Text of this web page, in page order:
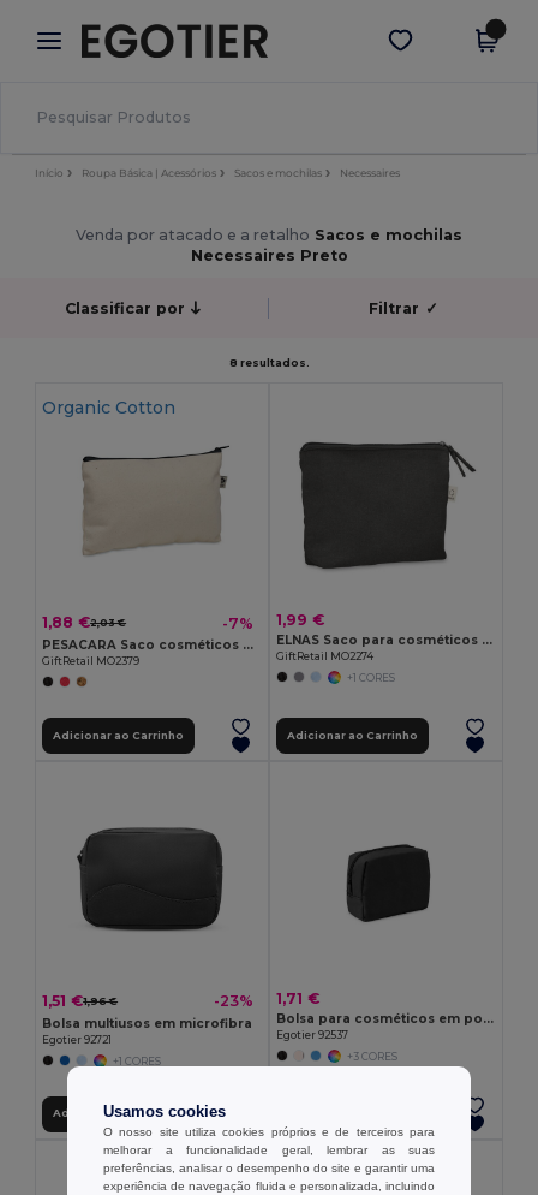
× App Egotier
Melhores preços na app!
Obter app
Início Roupa Básica | Acessórios Sacos e mochilas Necessaires
Venda por atacado e a retalho Sacos e mochilas
Necessaires Preto
Classificar por Filtrar ✓
8 resultados.
Organic Cotton
1,88 €2,03 € -7%
PESACARA Saco cosméticos algodão 340gr
GiftRetail MO2379
Adicionar ao Carrinho
1,99 €
ELNAS Saco para cosméticos 320 g/m²
GiftRetail MO2274
+1 CORES
Adicionar ao Carrinho
1,51 €1,96 € -23%
Bolsa multiusos em microfibra
Egotier 92721
+1 CORES
Adicionar ao Carrinho
1,71 €
Bolsa para cosméticos em poliéster 600D de alta densidade
Egotier 92537
+3 CORES
Usamos cookies
O nosso site utiliza cookies próprios e de terceiros para
melhorar a funcionalidade geral, lembrar as suas
preferências, analisar o desempenho do site e garantir uma
experiência de navegação fluida e personalizada, incluindo